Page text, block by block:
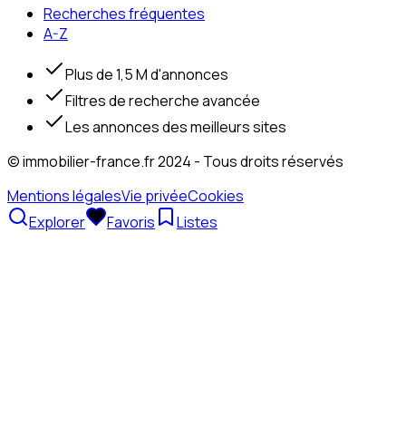
Recherches fréquentes
A-Z
Plus de 1,5 M d'annonces
Filtres de recherche avancée
Les annonces des meilleurs sites
© immobilier-france.fr 2024 - Tous droits réservés
Mentions légalesVie privéeCookies
Explorer
Favoris Listes